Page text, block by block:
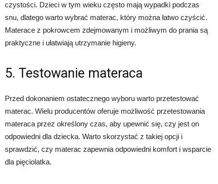
czystości. Dzieci w tym wieku często mają wypadki podczas
snu, dlatego warto wybrać materac, który można łatwo czyścić.
Materace z pokrowcem zdejmowanym i możliwym do prania są
praktyczne i ułatwiają utrzymanie higieny.
5. Testowanie materaca
Przed dokonaniem ostatecznego wyboru warto przetestować
materac. Wielu producentów oferuje możliwość przetestowania
materaca przez określony czas, aby upewnić się, czy jest on
odpowiedni dla dziecka. Warto skorzystać z takiej opcji i
sprawdzić, czy materac zapewnia odpowiedni komfort i wsparcie
dla pięciolatka.